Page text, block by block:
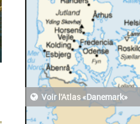
Voir l'Atlas «Danemark»